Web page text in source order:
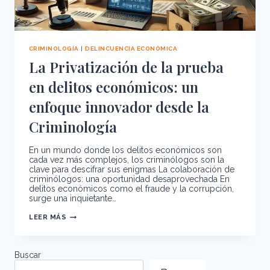
CRIMINOLOGÍA |DELINCUENCIA ECONÓMICA
La Privatización de la prueba
en delitos económicos: un
enfoque innovador desde la
Criminología
En un mundo donde los delitos económicos son
cada vez más complejos, los criminólogos son la
clave para descifrar sus enigmas La colaboración de
criminólogos: una oportunidad desaprovechada En
delitos económicos como el fraude y la corrupción,
surge una inquietante…
LEER MÁS LA
DELITOS
Buscar